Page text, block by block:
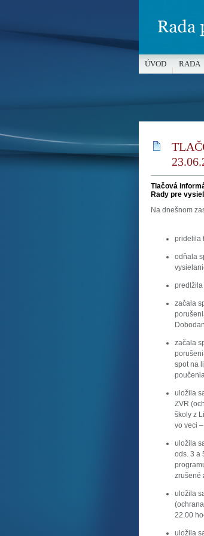
Tlačová
Rady pre
Na dnešnom
pridelila
odňala
predlžila
začala
začala
spot na
uložila
ZVR
školy z
vo veci
uložila
ods. 3 a
zrušené
uložila
22.00
uložila
ÚVOD RADA